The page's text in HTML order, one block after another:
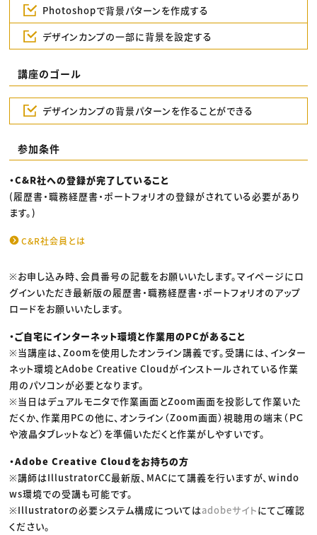
Photoshopで背景パターンを作成する
デザインカンプの一部に背景を設定する
講座のゴール
デザインカンプの背景パターンを作ることができる
参加条件
・C&R社への登録が完了していること
(履歴書・職務経歴書・ポートフォリオの登録がされている必要があり
ます。)
C&R社会員とは
※お申し込み時、会員番号の記載をお願いいたします。マイページにロ
グインいただき最新版の履歴書・職務経歴書・ポートフォリオのアップ
ロードをお願いいたします。
・ご自宅にインターネット環境と作業用のPCがあること
※当講座は、Zoomを使用したオンライン講義です。受講には、インター
ネット環境とAdobe Creative Cloudがインストールされている作業
用のパソコンが必要となります。
※当日はデュアルモニタで作業画面とZoom画面を投影して作業いた
だくか、作業用PＣの他に、オンライン（Zoom画面）視聴用の端末（ＰＣ
や液晶タブレットなど）を準備いただくと作業がしやすいです。
・Adobe Creative Cloudをお持ちの方
※講師はIllustratorCC最新版、MACにて講義を行いますが、windo
ws環境での受講も可能です。
※Illustratorの必要システム構成についてはadobeサイトにてご確認
ください。